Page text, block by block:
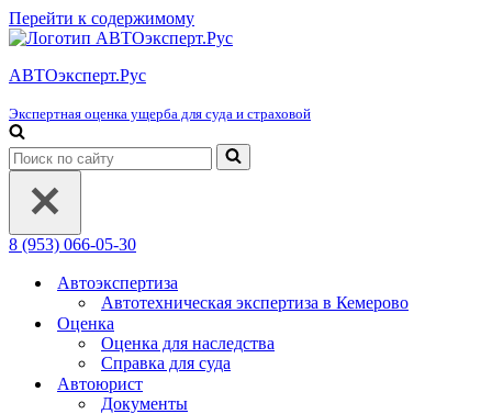
Перейти к содержимому
АВТОэксперт.Рус
Экспертная оценка ущерба для суда и страховой
Искать...
8 (953) 066-05-30
Автоэкспертиза
Автотехническая экспертиза в Кемерово
Оценка
Оценка для наследства
Справка для суда
Автоюрист
Документы